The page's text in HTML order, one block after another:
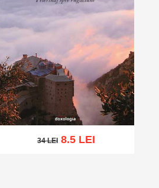
34 LEI 8.5 LEI